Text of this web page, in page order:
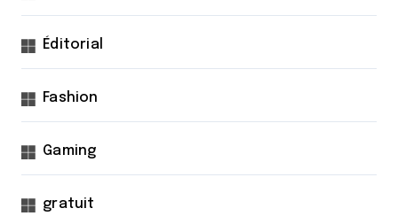
i
s
Éditorial
Fashion
Gaming
gratuit